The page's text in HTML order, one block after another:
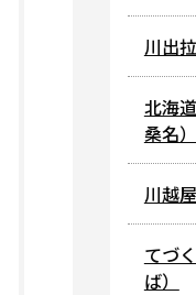
川出
北海
桑名）
川越
てづ
ば）